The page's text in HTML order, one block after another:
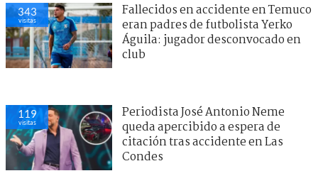
343
visitas
Fallecidos en accidente en Temuco
eran padres de futbolista Yerko
Águila: jugador desconvocado en
club
119
visitas
Periodista José Antonio Neme
queda apercibido a espera de
citación tras accidente en Las
Condes